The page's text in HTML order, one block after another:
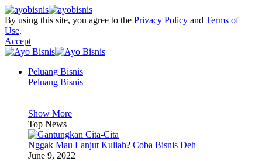
By using this site, you agree to the Privacy Policy and Terms of
Use.
Accept
Peluang Bisnis
Peluang Bisnis
Show More
Top News
Nggak Mau Lanjut Kuliah? Coba Bisnis Deh
June 9, 2022